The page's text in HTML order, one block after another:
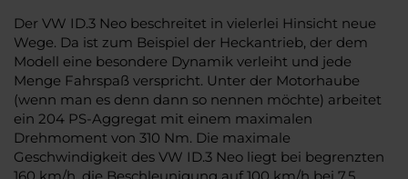
Der VW ID.3 Neo beschreitet in vielerlei Hinsicht neue
Wege. Da ist zum Beispiel der Heckantrieb, der dem
Modell eine besondere Dynamik verleiht und jede
Menge Fahrspaß verspricht. Unter der Motorhaube
(wenn man es denn dann so nennen möchte) arbeitet
ein 204 PS-Aggregat mit einem maximalen
Drehmoment von 310 Nm. Die maximale
Geschwindigkeit des VW ID.3 Neo liegt bei begrenzten
160 km/h, die Beschleunigung auf 100 km/h bei 7,5